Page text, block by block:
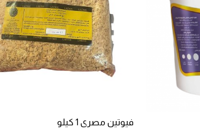
فيوتين مصرى 1 كيلو